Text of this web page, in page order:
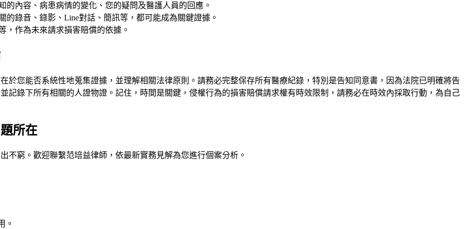
的內容、病患病情的變化、您的疑問及醫護人員的回應。
的錄音、錄影、Line對話、簡訊等，都可能成為關鍵證據。
，作為未來請求損害賠償的依據。
於您能否系統性地蒐集證據，並理解相關法律原則。請務必完整保存所有醫療紀錄，特別是告知同意書，因為法院已明確將告
記錄下所有相關的人證物證。記住，時間是關鍵，侵權行為的損害賠償請求權有時效限制，請務必在時效內採取行動，為自己
所在
不窮。歡迎聯繫范培益律師 ，依最新實務見解為您進行個案分析。
。